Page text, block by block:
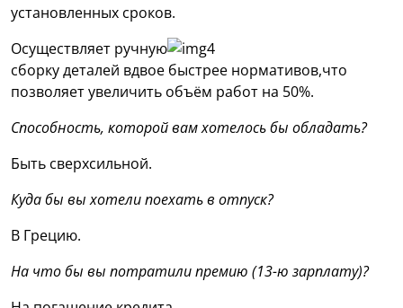
установленных сроков.
Осуществляет ручную
сборку деталей вдвое быстрее нормативов,что
позволяет увеличить объём работ на 50%.
Способность, которой вам хотелось бы обладать?
Быть сверхсильной.
Куда бы вы хотели поехать в отпуск?
В Грецию.
На что бы вы потратили премию (13-ю зарплату)?